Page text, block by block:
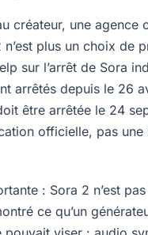
créateur, une agence
n’est plus un choix de
sur l’arrêt de Sora
arrêtés depuis le 26
être arrêtée le 24
officielle, pas
: Sora 2 n’est pas
ce qu’un